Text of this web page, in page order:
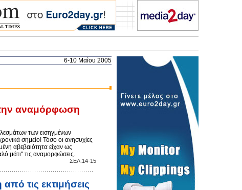
6-10 Μαΐου 2005
αναμόρφωση
των εισηγμένων
σημείο! Τόσο οι ανησυχίες
αβεβαιότητα είχαν ως
μάτι" τις αναμορφώσεις.
ΣEΛ.14-15
τις εκτιμήσεις